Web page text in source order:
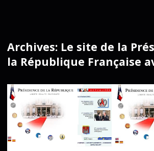
Archives: Le site de la
la République Française